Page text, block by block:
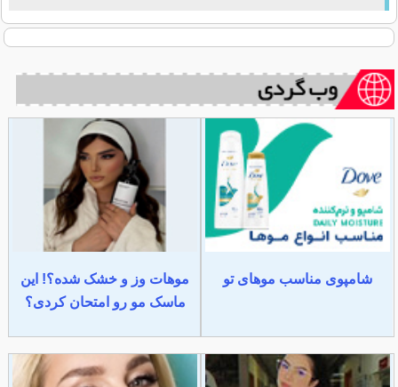
شامپوی مناسب موهای تو
موهات وز و خشک شده؟! این
ماسک مو رو امتحان کردی؟